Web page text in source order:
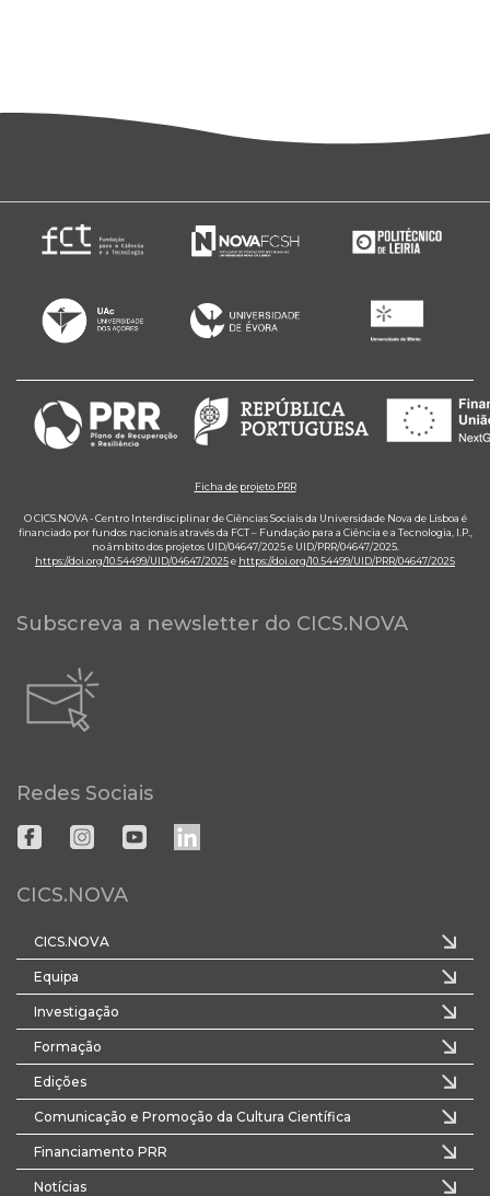
Ficha de projeto PRR
O CICS.NOVA - Centro Interdisciplinar de Ciências Sociais da Universidade Nova de Lisboa é
financiado por fundos nacionais através da FCT – Fundação para a Ciência e a Tecnologia, I.P.,
no âmbito dos projetos UID/04647/2025 e UID/PRR/04647/2025.
https://doi.org/10.54499/UID/04647/2025e https://doi.org/10.54499/UID/PRR/04647/2025
Subscreva a newsletter do CICS.NOVA
Redes Sociais
CICS.NOVA
CICS.NOVA
Equipa
Investigação
Formação
Edições
Comunicação e Promoção da Cultura Científica
Financiamento PRR
Notícias